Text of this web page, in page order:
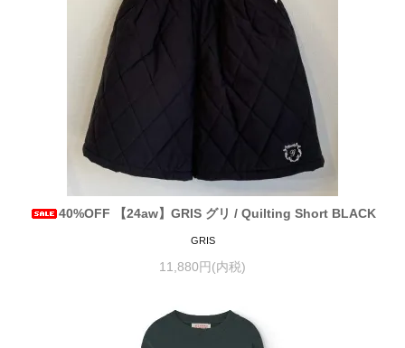
40%OFF 【24aw】GRIS グリ / Quilting Short BLACK
GRIS
11,880円(内税)